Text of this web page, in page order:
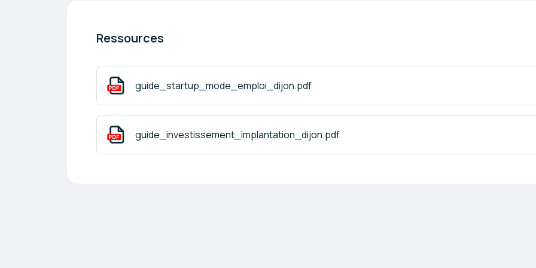
Ressources
guide_startup_mode_emploi_dijon.pdf
guide_investissement_implantation_dijon.pdf